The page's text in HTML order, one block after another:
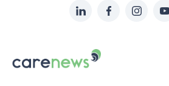
sur:
LinkedInFacebook
Carenews,
Le